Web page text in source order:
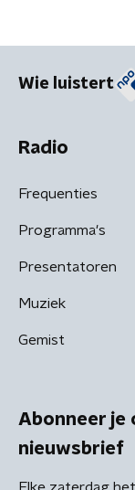
Wie luistert
Radio
Frequenties
Programma's
Presentatoren
Muziek
Gemist
Abonneer je
nieuwsbrief
Elke zaterdag